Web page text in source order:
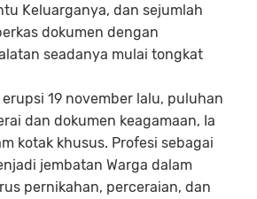
Keluarganya, dan sejumlah
dokumen dengan
seadanya mulai tongkat
19 november lalu, puluhan
dan dokumen keagamaan, Ia
kotak khusus. Profesi sebagai
jembatan Warga dalam
pernikahan, perceraian, dan